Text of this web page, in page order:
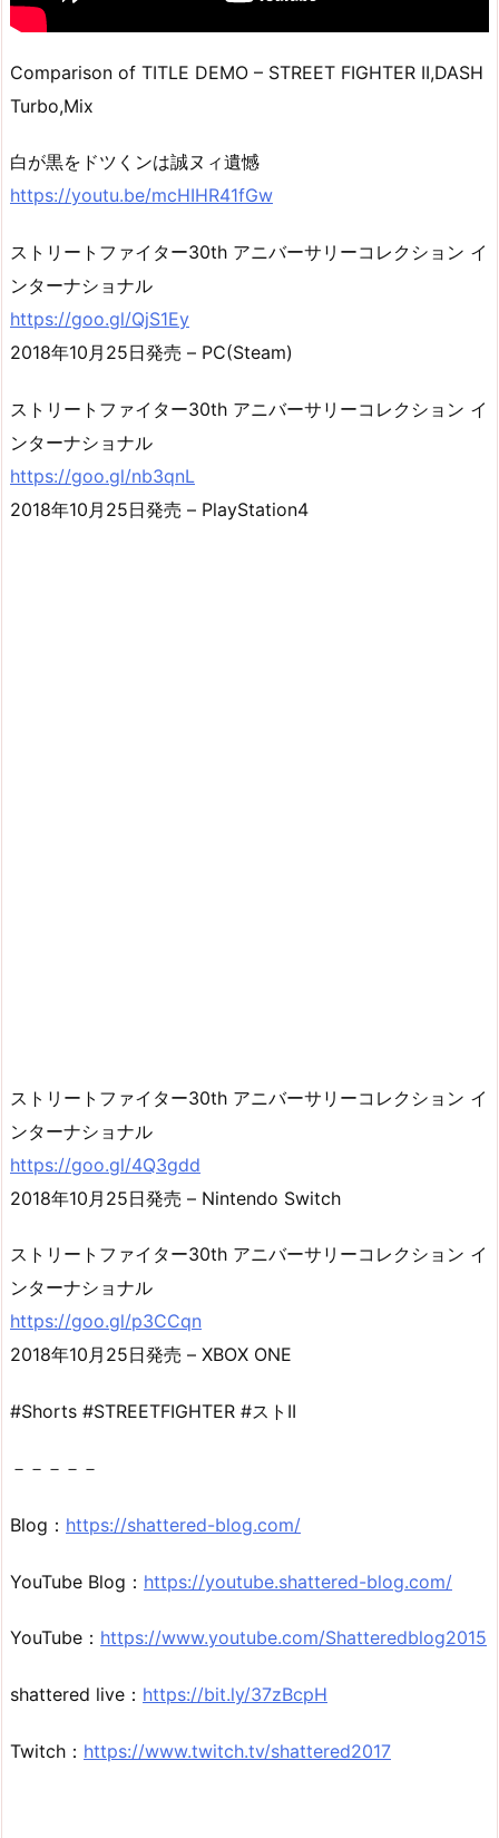
Comparison of TITLE DEMO – STREET FIGHTER II,DASH
Turbo,Mix
白が黒をドツくンは誠ヌィ遺憾
https://youtu.be/mcHIHR41fGw
ストリートファイター30th アニバーサリーコレクション イ
ンターナショナル
https://goo.gl/QjS1Ey
2018年10月25日発売 – PC(Steam)
ストリートファイター30th アニバーサリーコレクション イ
ンターナショナル
https://goo.gl/nb3qnL
2018年10月25日発売 – PlayStation4
ストリートファイター30th アニバーサリーコレクション イ
ンターナショナル
https://goo.gl/4Q3gdd
2018年10月25日発売 – Nintendo Switch
ストリートファイター30th アニバーサリーコレクション イ
ンターナショナル
https://goo.gl/p3CCqn
2018年10月25日発売 – XBOX ONE
#Shorts #STREETFIGHTER #ストII
－－－－－
Blog： https://shattered-blog.com/
YouTube Blog： https://youtube.shattered-blog.com/
YouTube： https://www.youtube.com/Shatteredblog2015
shattered live： https://bit.ly/37zBcpH
Twitch： https://www.twitch.tv/shattered2017